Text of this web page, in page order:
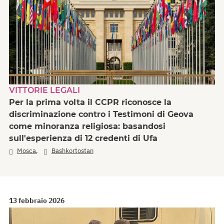
VITTORIE LEGALI
Per la prima volta il CCPR riconosce la
discriminazione contro i Testimoni di Geova
come minoranza religiosa: basandosi
sull'esperienza di 12 credenti di Ufa
Mosca, Bashkortostan
13 febbraio 2026